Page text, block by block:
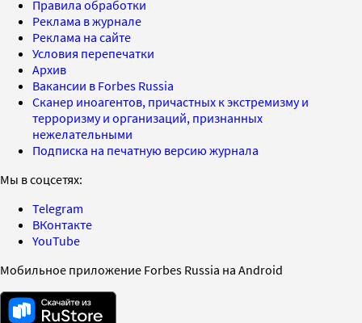
Правила обработки
Реклама в журнале
Реклама на сайте
Условия перепечатки
Архив
Вакансии в Forbes Russia
Сканер иноагентов, причастных к экстремизму и
терроризму и организаций, признанных
нежелательными
Подписка на печатную версию журнала
Мы в соцсетях:
Telegram
ВКонтакте
YouTube
Мобильное приложение Forbes Russia на Android